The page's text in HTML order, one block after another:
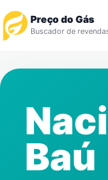
Preço do Gás
Buscador de
Revendedor
Notícias
Baú